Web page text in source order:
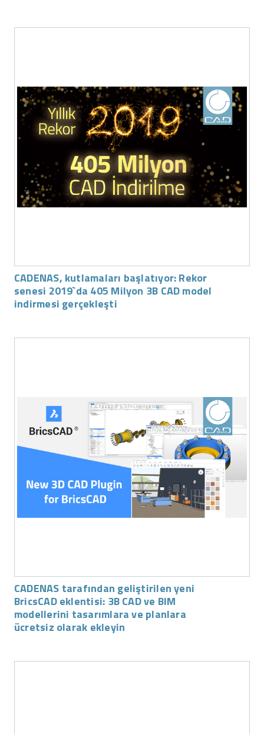
CADENAS, kutlamaları başlatıyor: Rekor
senesi 2019`da 405 Milyon 3B CAD model
indirmesi gerçekleşti
CADENAS tarafından geliştirilen yeni
BricsCAD eklentisi: 3B CAD ve BIM
modellerini tasarımlara ve planlara
ücretsiz olarak ekleyin